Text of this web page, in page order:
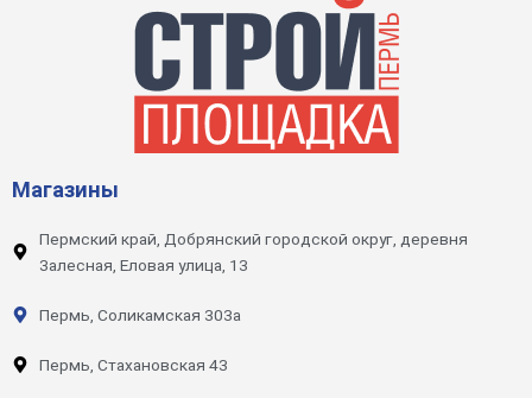
Магазины
Пермский край, Добрянский городской округ, деревня
Залесная, Еловая улица, 13
Пермь, Соликамская 303а
Пермь, Стахановская 43